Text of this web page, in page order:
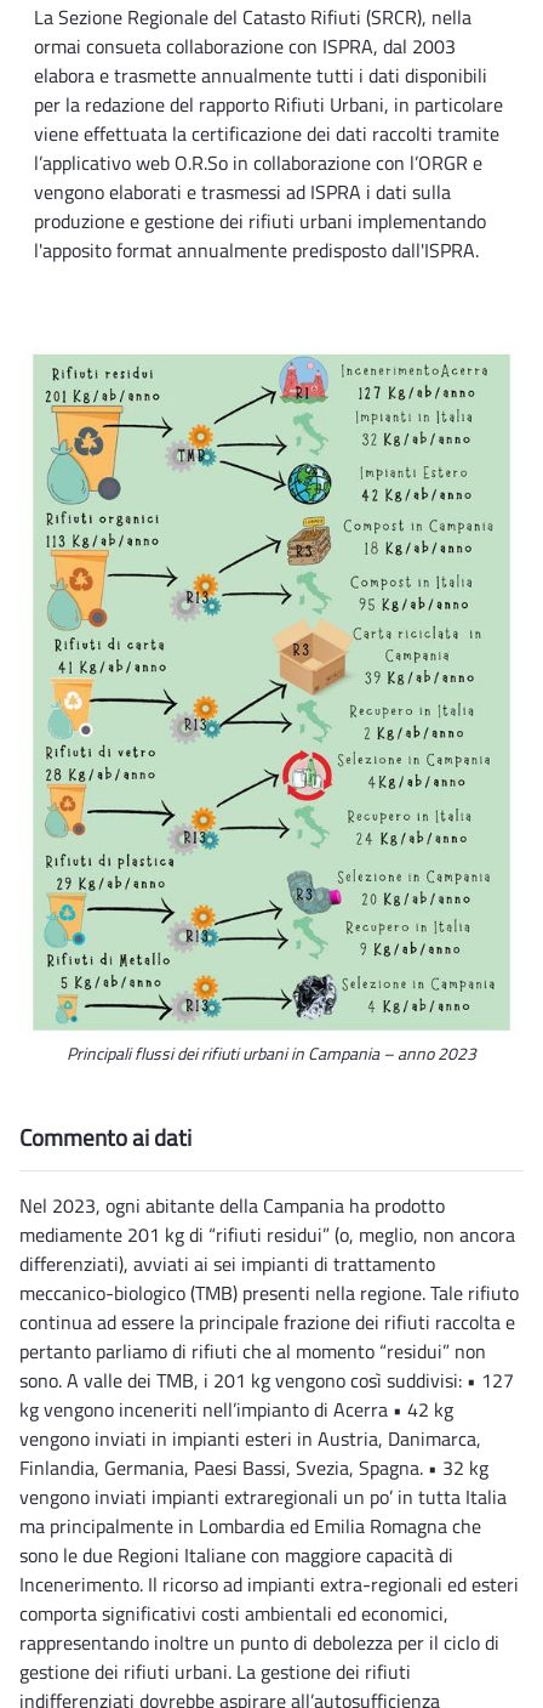
La Sezione Regionale del Catasto Rifiuti (SRCR), nella
ormai consueta collaborazione con ISPRA, dal 2003
elabora e trasmette annualmente tutti i dati disponibili
per la redazione del rapporto Rifiuti Urbani, in particolare
viene effettuata la certificazione dei dati raccolti tramite
l’applicativo web O.R.So in collaborazione con l’ORGR e
vengono elaborati e trasmessi ad ISPRA i dati sulla
produzione e gestione dei rifiuti urbani implementando
l'apposito format annualmente predisposto dall'ISPRA.
Principali flussi dei rifiuti urbani in Campania – anno 2023
Commento ai dati
Nel 2023, ogni abitante della Campania ha prodotto
mediamente 201 kg di “rifiuti residui” (o, meglio, non ancora
differenziati), avviati ai sei impianti di trattamento
meccanico-biologico (TMB) presenti nella regione. Tale rifiuto
continua ad essere la principale frazione dei rifiuti raccolta e
pertanto parliamo di rifiuti che al momento “residui” non
sono. A valle dei TMB, i 201 kg vengono così suddivisi: • 127
kg vengono inceneriti nell’impianto di Acerra • 42 kg
vengono inviati in impianti esteri in Austria, Danimarca,
Finlandia, Germania, Paesi Bassi, Svezia, Spagna. • 32 kg
vengono inviati impianti extraregionali un po’ in tutta Italia
ma principalmente in Lombardia ed Emilia Romagna che
sono le due Regioni Italiane con maggiore capacità di
Incenerimento. Il ricorso ad impianti extra-regionali ed esteri
comporta significativi costi ambientali ed economici,
rappresentando inoltre un punto di debolezza per il ciclo di
gestione dei rifiuti urbani. La gestione dei rifiuti
indifferenziati dovrebbe aspirare all’autosufficienza